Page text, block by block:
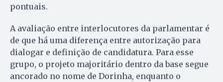
pontuais.
A avaliação entre interlocutores da parlamentar é
de que há uma diferença entre autorização para
dialogar e definição de candidatura. Para esse
grupo, o projeto majoritário dentro da base segue
ancorado no nome de Dorinha, enquanto o